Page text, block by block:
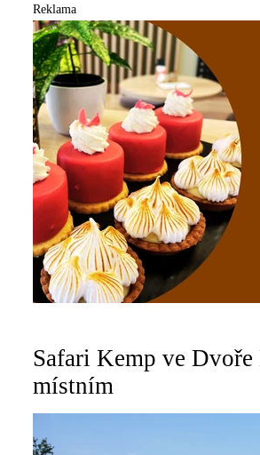
Reklama
Safari Kemp ve
místním